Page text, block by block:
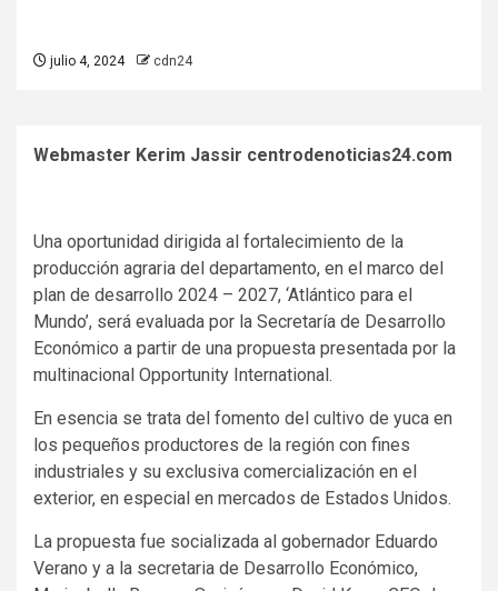
julio 4, 2024 cdn24
Webmaster Kerim Jassir centrodenoticias24.com
Una oportunidad dirigida al fortalecimiento de la
producción agraria del departamento, en el marco del
plan de desarrollo 2024 – 2027, ‘Atlántico para el
Mundo’, será evaluada por la Secretaría de Desarrollo
Económico a partir de una propuesta presentada por la
multinacional Opportunity International.
En esencia se trata del fomento del cultivo de yuca en
los pequeños productores de la región con fines
industriales y su exclusiva comercialización en el
exterior, en especial en mercados de Estados Unidos.
La propuesta fue socializada al gobernador Eduardo
Verano y a la secretaria de Desarrollo Económico,